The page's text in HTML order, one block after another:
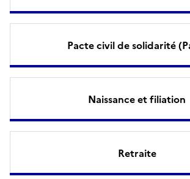
Pacte civil de solidarité
Naissance et filiation
Retraite